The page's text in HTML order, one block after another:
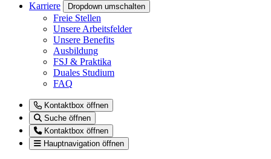
Karriere
Dropdown umschalten
Freie Stellen
Unsere Arbeitsfelder
Unsere Benefits
Ausbildung
FSJ & Praktika
Duales Studium
FAQ
Kontaktbox öffnen
Suche öffnen
Kontaktbox öffnen
Hauptnavigation öffnen